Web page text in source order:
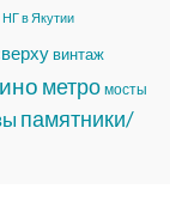
НГ в Якутии
винтаж
метро мосты
памятники/